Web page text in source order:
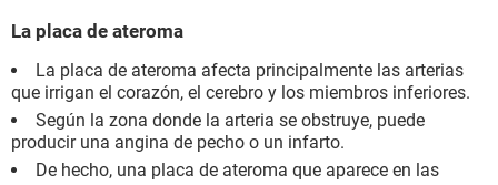
La placa de ateroma
La placa de ateroma afecta principalmente las arterias
que irrigan el corazón, el cerebro y los miembros inferiores.
Según la zona donde la arteria se obstruye, puede
producir una angina de pecho o un infarto.
De hecho, una placa de ateroma que aparece en las